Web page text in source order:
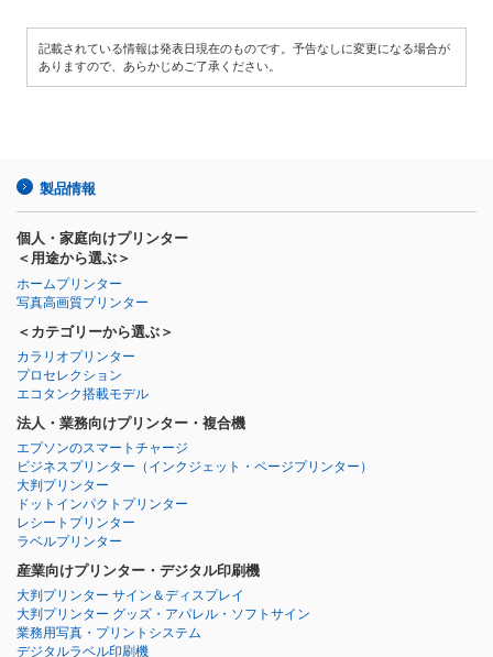
記載されている情報は発表日現在のものです。予告なしに変更になる場合が
ありますので、あらかじめご了承ください。
製品情報
個人・家庭向けプリンター
＜用途から選ぶ＞
ホームプリンター
写真高画質プリンター
＜カテゴリーから選ぶ＞
カラリオプリンター
プロセレクション
エコタンク搭載モデル
法人・業務向けプリンター・複合機
エプソンのスマートチャージ
ビジネスプリンター （インクジェット・ページプリンター）
大判プリンター
ドットインパクトプリンター
レシートプリンター
ラベルプリンター
産業向けプリンター・デジタル印刷機
大判プリンター サイン＆ディスプレイ
大判プリンター グッズ・アパレル・ソフトサイン
業務用写真・プリントシステム
デジタルラベル印刷機